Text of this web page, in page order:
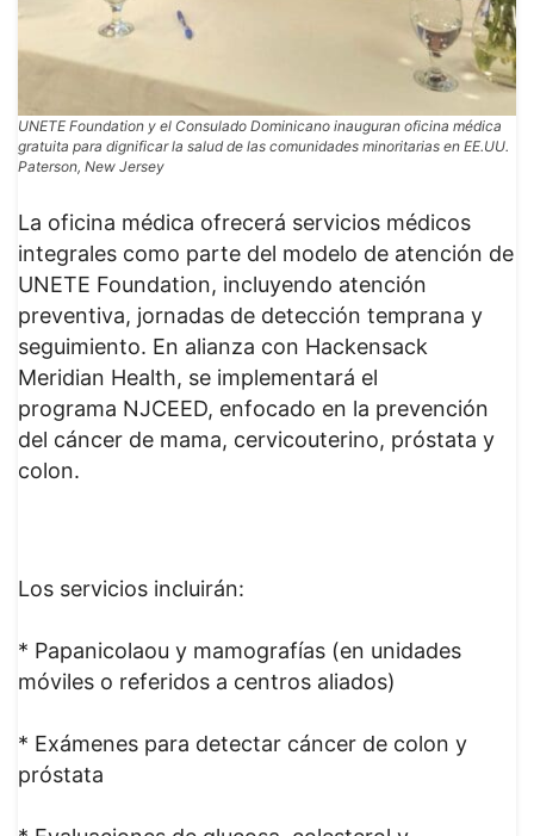
UNETE Foundation y el Consulado Dominicano inauguran oficina médica
gratuita para dignificar la salud de las comunidades minoritarias en EE.UU.
Paterson, New Jersey
La oficina médica ofrecerá servicios médicos
integrales como parte del modelo de atención de
UNETE Foundation, incluyendo atención
preventiva, jornadas de detección temprana y
seguimiento. En alianza con Hackensack
Meridian Health, se implementará el
programa NJCEED, enfocado en la prevención
del cáncer de mama, cervicouterino, próstata y
colon.
Los servicios incluirán:
* Papanicolaou y mamografías (en unidades
móviles o referidos a centros aliados)
* Exámenes para detectar cáncer de colon y
próstata